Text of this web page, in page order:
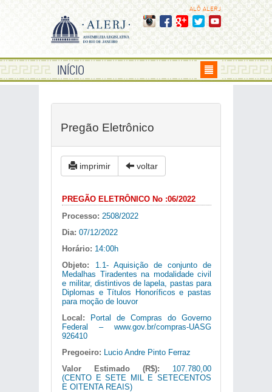
ALÔ ALERJ
INÍCIO
Pregão Eletrônico
imprimir voltar
PREGÃO ELETRÔNICO No :06/2022
Processo: 2508/2022
Dia: 07/12/2022
Horário: 14:00h
Objeto:
1.1- Aquisição de conjunto de
Medalhas Tiradentes na modalidade civil
e militar, distintivos de lapela, pastas para
Diplomas e Títulos Honoríficos e pastas
para moção de louvor
Local:
Portal de Compras do Governo
Federal – www.gov.br/compras-UASG
926410
Pregoeiro: Lucio Andre Pinto Ferraz
Valor Estimado (R$):
107.780,00
(CENTO E SETE MIL E SETECENTOS
E OITENTA REAIS)